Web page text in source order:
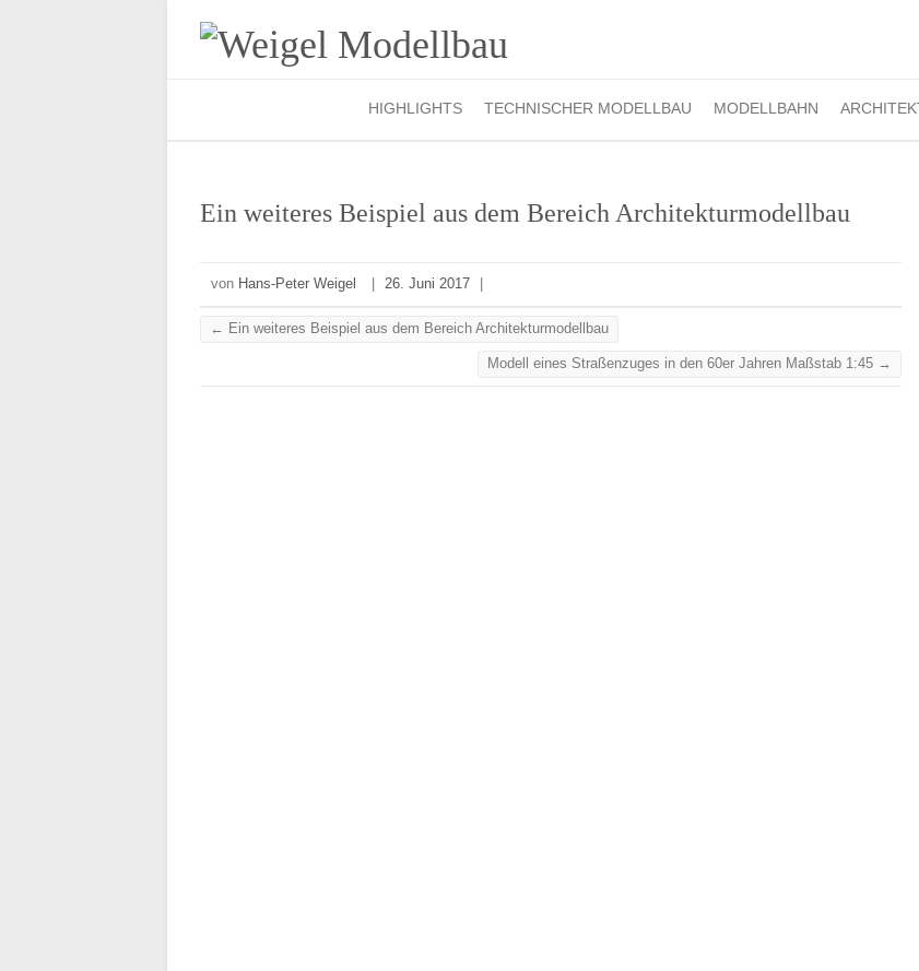
HIGHLIGHTS TECHNISCHER MODELLBAU MODELLBAHN
Ein weiteres Beispiel aus dem Bereich Architekturmodellbau
von Hans-Peter Weigel 26. Juni 2017
← Ein weiteres Beispiel aus dem Bereich Architekturmodellbau
Modell eines Straßenzuges in den 60er Jahren Maßstab 1:45 →